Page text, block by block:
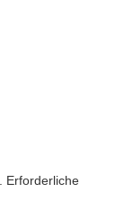
Erforderliche